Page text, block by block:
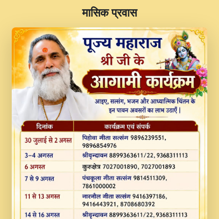
JINU SATGURU AAP BULAVE by Rasik
Pawan ji 20-11-19 Sankirtan At VEER JI
PRABHU KUTEER CHANNEL.mp3
Kina Sohna Tera Bhawan Sajaya Mata
Vaishno Devi Aarti Mata Rani Bhajan By
Lakhwinder Wadali Ji.mp3
MERE MANN VICH KANTH KALER
NEW PUNAJBI DEVOTIONAL SONG 2017
FULL VIDEO HD.mp3
Na To Roop Hai Bindu Ji Maharaj Pad - A
Divine Bhajan by Shri Indresh Ji
#BhaktiPath.mp3
Radha Rani Ki Kirpa Best Devotional
Song By Chitra Vichitra.mp3
​मासिक प्रवास